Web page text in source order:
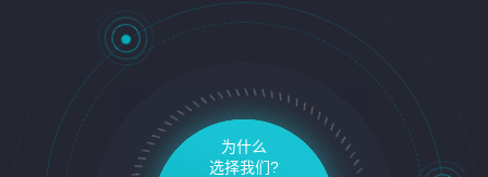
为什么
选择我们?